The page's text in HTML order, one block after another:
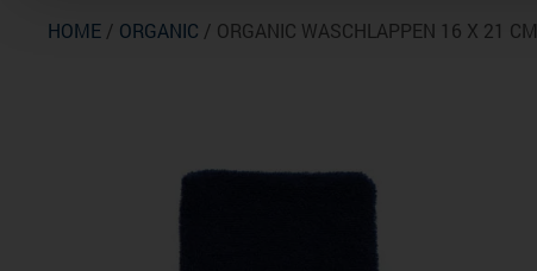
HOME / ORGANIC / ORGANIC WASCHLAPPEN 16 X 21 CM